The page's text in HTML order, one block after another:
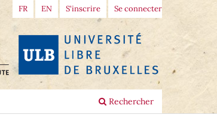
Rechercher
FR EN S'inscrire Se connecter